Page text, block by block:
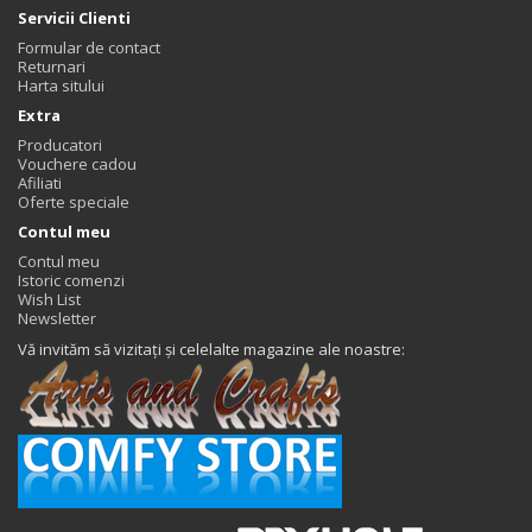
Servicii Clienti
Formular de contact
Returnari
Harta sitului
Extra
Producatori
Vouchere cadou
Afiliati
Oferte speciale
Contul meu
Contul meu
Istoric comenzi
Wish List
Newsletter
Vă invităm să vizitați și celelalte magazine ale noastre: